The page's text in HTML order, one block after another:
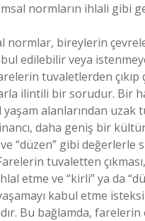
normların ihlali gibi
normlar, bireylerin
edilebilir veya
tuvaletlerden çıkıp
ilintili bir sorudur. Bir
alanlarından uzak
daha geniş bir
“düzen” gibi değerlerle
tuvaletten
etme ve “kirli” ya da
kabul etme
Bu bağlamda,